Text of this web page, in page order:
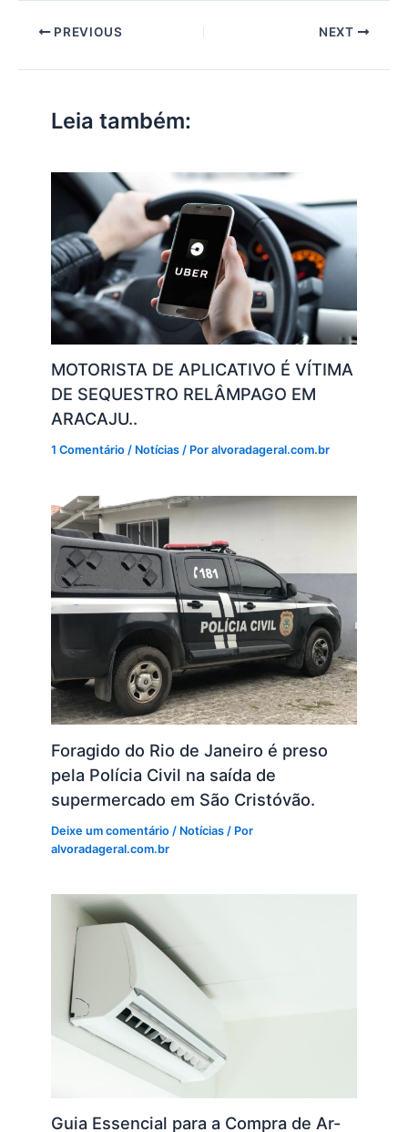
at
s
A
p
p
c
e
b
o
o
k
k
e
dI a Li
ar
e
PREVIOUS NEXT
Leia também:
MOTORISTA DE APLICATIVO É VÍTIMA
DE SEQUESTRO RELÂMPAGO EM
ARACAJU..
1 Comentário / Notícias / Poralvoradageral.com.br
Foragido do Rio de Janeiro é preso
pela Polícia Civil na saída de
supermercado em São Cristóvão.
Deixe um comentário / Notícias / Por
alvoradageral.com.br
Guia Essencial para a Compra de Ar-